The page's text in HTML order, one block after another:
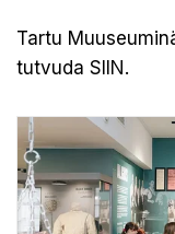
Tartu
tutvuda SIIN.